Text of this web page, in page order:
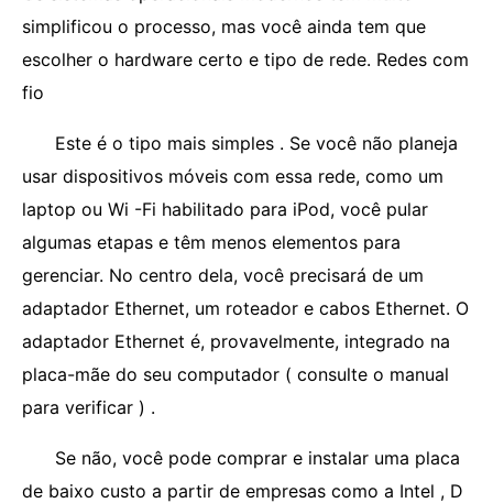
simplificou o processo, mas você ainda tem que
escolher o hardware certo e tipo de rede. Redes com
fio
Este é o tipo mais simples . Se você não planeja
usar dispositivos móveis com essa rede, como um
laptop ou Wi -Fi habilitado para iPod, você pular
algumas etapas e têm menos elementos para
gerenciar. No centro dela, você precisará de um
adaptador Ethernet, um roteador e cabos Ethernet. O
adaptador Ethernet é, provavelmente, integrado na
placa-mãe do seu computador ( consulte o manual
para verificar ) .
Se não, você pode comprar e instalar uma placa
de baixo custo a partir de empresas como a Intel , D